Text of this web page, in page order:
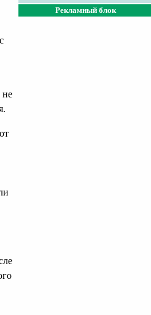
не
Рекламный блок